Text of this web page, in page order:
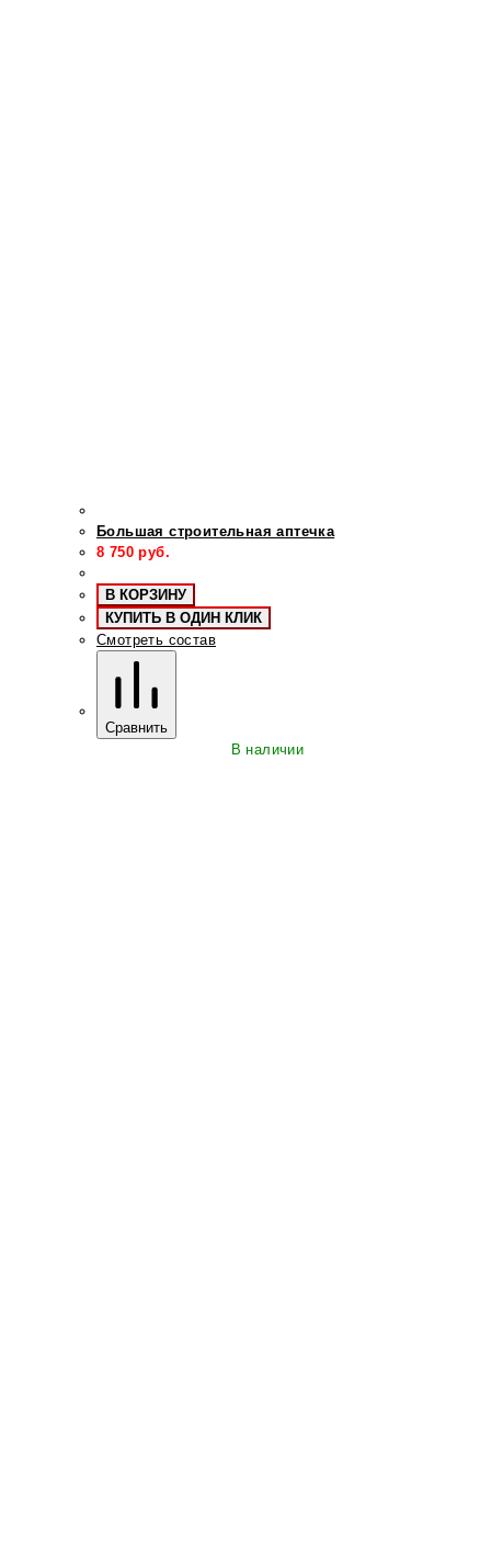
Большая строительная аптечка
8 750 руб.
В КОРЗИНУ
КУПИТЬ В ОДИН КЛИК
Смотреть состав
Сравнить
В наличии